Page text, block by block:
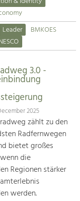
Leader
BMKOES
3.0 -
2025
zählt zu den
Radfernwegen
bietet großes
die
Regionen stärker
werden.